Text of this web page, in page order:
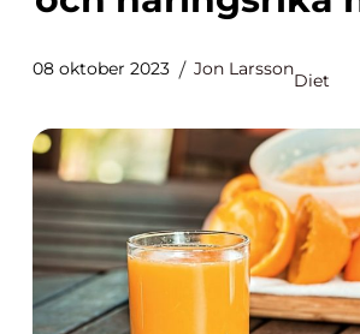
08 oktober 2023 Jon Larsson
Diet